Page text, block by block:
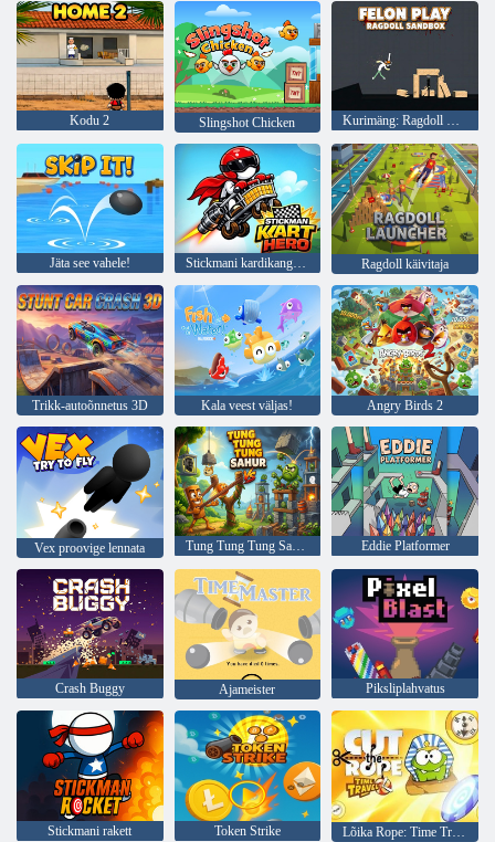
Kodu 2 Slingshot Chicken Kurimäng: Ragdoll Sandbox
Jäta see vahele! Stickmani kardikangelane Ragdoll käivitaja
Trikk-autoõnnetus 3D Kala veest väljas! Angry Birds 2
Vex proovige lennata Tung Tung Tung Sahur vs zombi Eddie Platformer
Crash Buggy Ajameister Piksliplahvatus
Stickmani rakett Token Strike
Lõika Rope: Time Travel